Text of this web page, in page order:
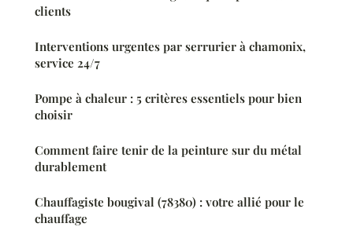
clients
Interventions urgentes par serrurier à chamonix,
service 24/7
Pompe à chaleur : 5 critères essentiels pour bien
choisir
Comment faire tenir de la peinture sur du métal
durablement
Chauffagiste bougival (78380) : votre allié pour le
chauffage